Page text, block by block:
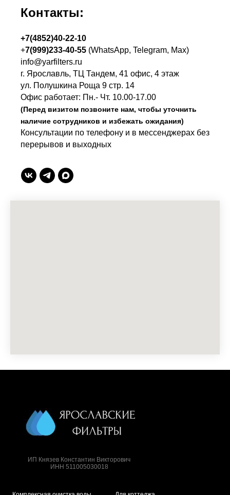
Контакты:
+7(4852)40-22-10
+7(999)233-40-55 (WhatsApp, Telegram, Max)
info@yarfilters.ru
г. Ярославль, ТЦ Тандем, 41 офис, 4 этаж
ул. Полушкина Роща 9 стр. 14
Офис работает: Пн.- Чт. 10.00-17.00
(Перед визитом позвоните нам, чтобы уточнить
наличие сотрудников и избежать ожидания)
Консультации по телефону и в мессенджерах без
перерывов и выходных
ИП Князев Константин Викторович
ИНН 511005030018